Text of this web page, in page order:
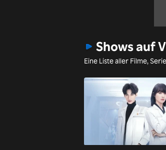
Shows auf
Eine Liste aller Filme,